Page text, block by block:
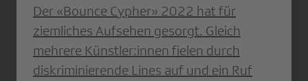
Der «Bounce Cypher» 2022 hat für
ziemliches Aufsehen gesorgt. Gleich
mehrere Künstler:innen fielen durch
diskriminierende Lines auf und ein Ruf